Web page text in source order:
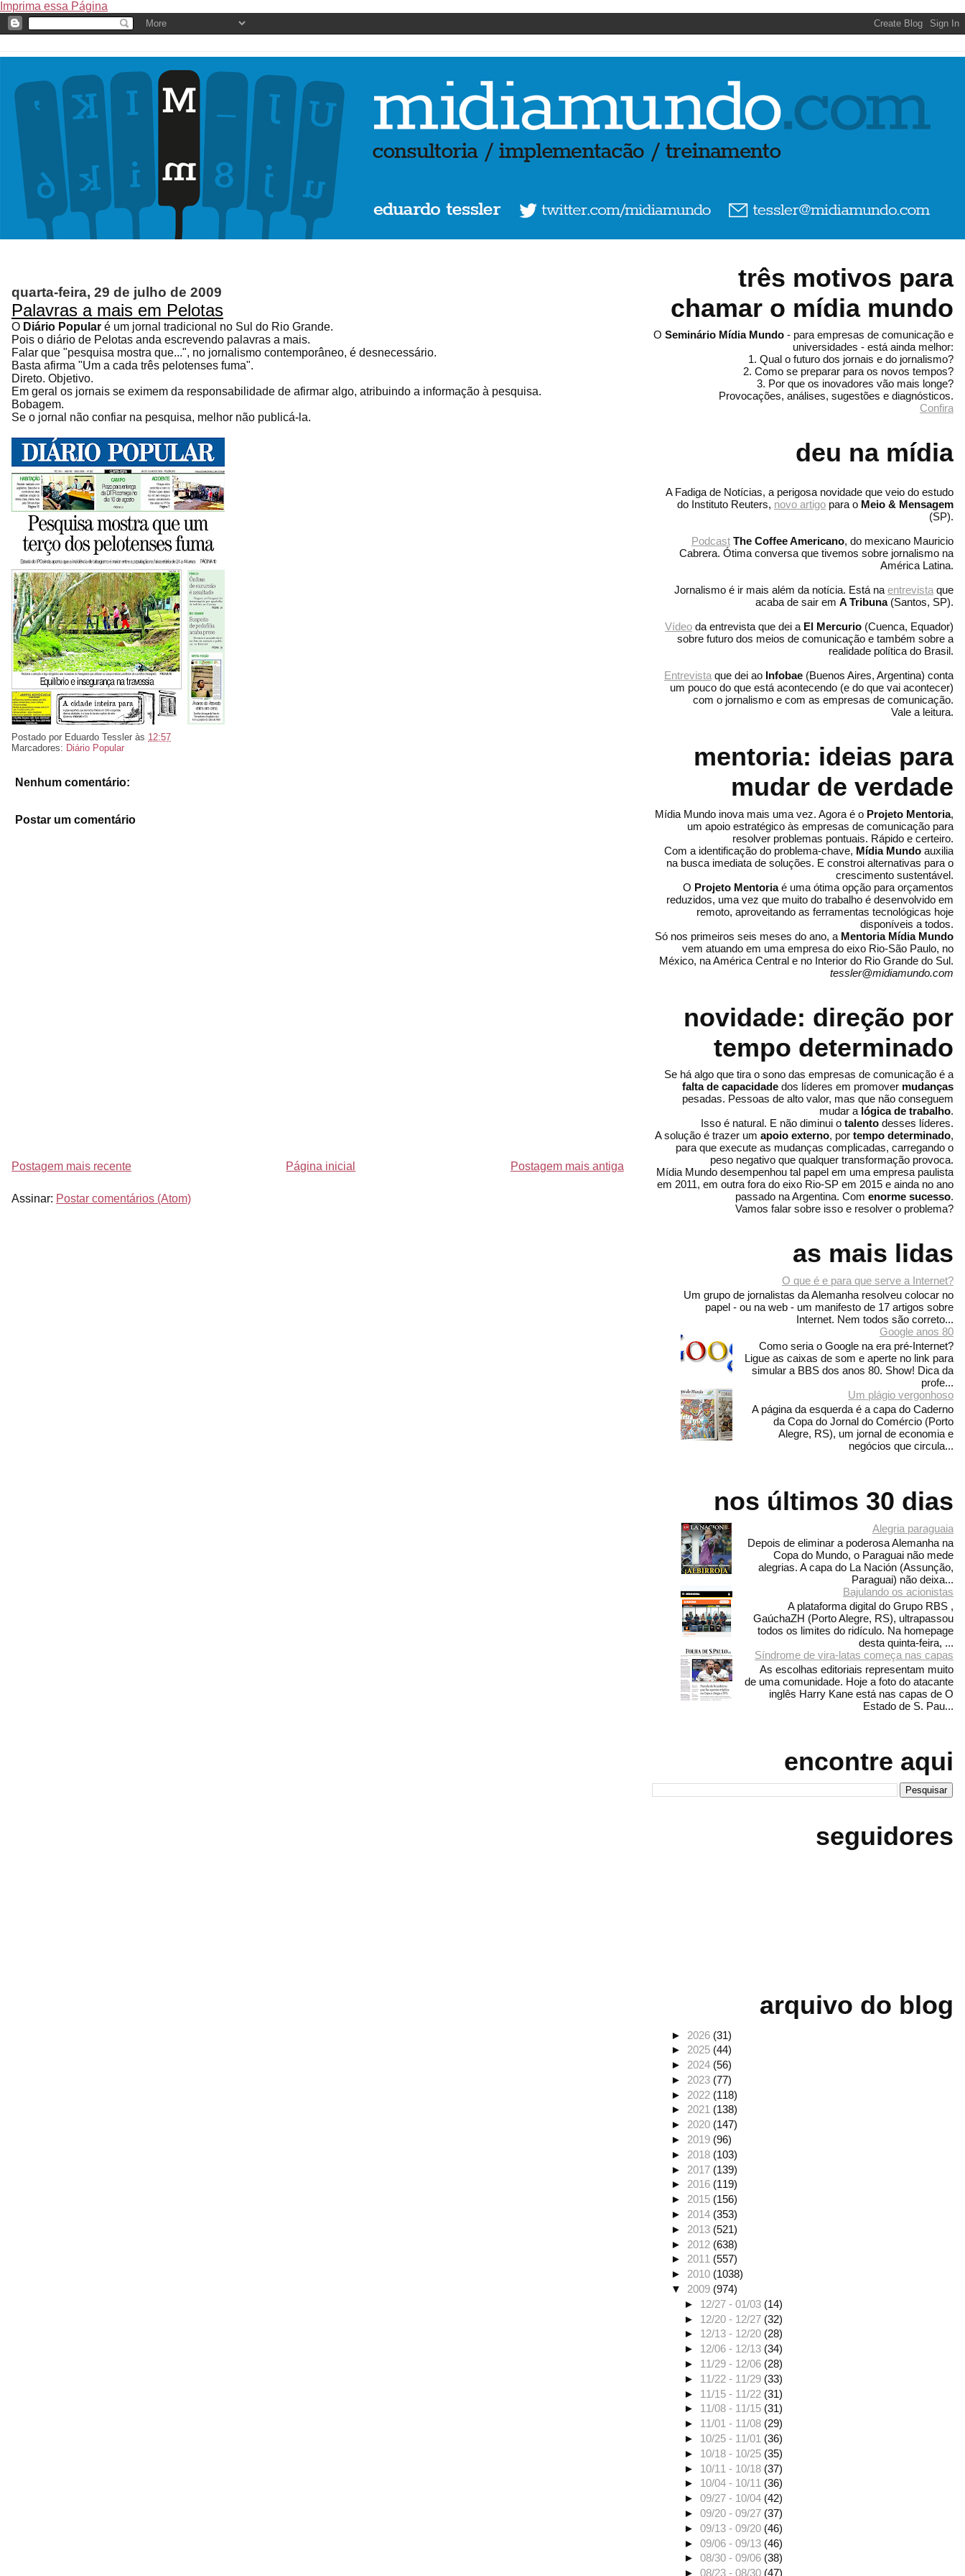
Imprima essa Página
quarta-feira, 29 de julho de 2009
Palavras a mais em Pelotas
O Diário Popular é um jornal tradicional no Sul do Rio Grande.
Pois o diário de Pelotas anda escrevendo palavras a mais.
Falar que "pesquisa mostra que...", no jornalismo contemporâneo, é desnecessário.
Basta afirma "Um a cada três pelotenses fuma".
Direto. Objetivo.
Em geral os jornais se eximem da responsabilidade de afirmar algo, atribuindo a informação à pesquisa.
Bobagem.
Se o jornal não confiar na pesquisa, melhor não publicá-la.
Postado por Eduardo Tessler às 12:57
Marcadores: Diário Popular
Nenhum comentário:
Postar um comentário
Postagem mais recente Postagem mais antiga
Página inicial
Assinar: Postar comentários (Atom)
três motivos para
chamar o mídia mundo
O Seminário Mídia Mundo - para empresas de comunicação e
universidades - está ainda melhor:
1. Qual o futuro dos jornais e do jornalismo?
2. Como se preparar para os novos tempos?
3. Por que os inovadores vão mais longe?
Provocações, análises, sugestões e diagnósticos.
Confira
deu na mídia
A Fadiga de Notícias, a perigosa novidade que veio do estudo
do Instituto Reuters, novo artigo para o Meio & Mensagem
(SP).
Podcast The Coffee Americano, do mexicano Mauricio
Cabrera. Ótima conversa que tivemos sobre jornalismo na
América Latina.
Jornalismo é ir mais além da notícia. Está na entrevista que
acaba de sair em A Tribuna(Santos, SP).
Vídeo da entrevista que dei a El Mercurio (Cuenca, Equador)
sobre futuro dos meios de comunicação e também sobre a
realidade política do Brasil.
Entrevista que dei ao Infobae (Buenos Aires, Argentina) conta
um pouco do que está acontecendo (e do que vai acontecer)
com o jornalismo e com as empresas de comunicação.
Vale a leitura.
mentoria: ideias para
mudar de verdade
Mídia Mundo inova mais uma vez. Agora é o Projeto Mentoria,
um apoio estratégico às empresas de comunicação para
resolver problemas pontuais. Rápido e certeiro.
Com a identificação do problema-chave, Mídia Mundo auxilia
na busca imediata de soluções. E constroi alternativas para o
crescimento sustentável.
O Projeto Mentoriaé uma ótima opção para orçamentos
reduzidos, uma vez que muito do trabalho é desenvolvido em
remoto, aproveitando as ferramentas tecnológicas hoje
disponíveis a todos.
Só nos primeiros seis meses do ano, a Mentoria Mídia Mundo
vem atuando em uma empresa do eixo Rio-São Paulo, no
México, na América Central e no Interior do Rio Grande do Sul.
tessler@midiamundo.com
novidade: direção por
tempo determinado
Se há algo que tira o sono das empresas de comunicação é a
falta de capacidade dos líderes em promover mudanças
pesadas. Pessoas de alto valor, mas que não conseguem
mudar a lógica de trabalho.
Isso é natural. E não diminui o talento desses líderes.
A solução é trazer um apoio externo, por tempo determinado,
para que execute as mudanças complicadas, carregando o
peso negativo que qualquer transformação provoca.
Mídia Mundo desempenhou tal papel em uma empresa paulista
em 2011, em outra fora do eixo Rio-SP em 2015 e ainda no ano
passado na Argentina. Com enorme sucesso.
Vamos falar sobre isso e resolver o problema?
as mais lidas
O que é e para que serve a Internet?
Um grupo de jornalistas da Alemanha resolveu colocar no
papel - ou na web - um manifesto de 17 artigos sobre
Internet. Nem todos são correto...
Google anos 80
Como seria o Google na era pré-Internet?
Ligue as caixas de som e aperte no link para
simular a BBS dos anos 80. Show! Dica da
profe...
Um plágio vergonhoso
A página da esquerda é a capa do Caderno
da Copa do Jornal do Comércio (Porto
Alegre, RS), um jornal de economia e
negócios que circula...
nos últimos 30 dias
Alegria paraguaia
Depois de eliminar a poderosa Alemanha na
Copa do Mundo, o Paraguai não mede
alegrias. A capa do La Nación (Assunção,
Paraguai) não deixa...
Bajulando os acionistas
A plataforma digital do Grupo RBS ,
GaúchaZH (Porto Alegre, RS), ultrapassou
todos os limites do ridículo. Na homepage
desta quinta-feira, ...
Síndrome de vira-latas começa nas capas
As escolhas editoriais representam muito
de uma comunidade. Hoje a foto do atacante
inglês Harry Kane está nas capas de O
Estado de S. Pau...
encontre aqui
seguidores
arquivo do blog
► 2026 (31)
► 2025 (44)
► 2024 (56)
► 2023 (77)
► 2022 (118)
►2021 (138)
► 2020 (147)
► 2019 (96)
► 2018 (103)
► 2017 (139)
►2016 (119)
► 2015 (156)
► 2014 (353)
► 2013 (521)
► 2012 (638)
►2011 (557)
► 2010 (1038)
▼ 2009 (974)
► 12/27 - 01/03 (14)
► 12/20 - 12/27 (32)
► 12/13 - 12/20 (28)
► 12/06 - 12/13 (34)
► 11/29 - 12/06 (28)
► 11/22 - 11/29 (33)
► 11/15 - 11/22 (31)
► 11/08 - 11/15 (31)
► 11/01 - 11/08 (29)
► 10/25 - 11/01 (36)
► 10/18 - 10/25 (35)
► 10/11 - 10/18 (37)
► 10/04 - 10/11 (36)
►09/27 - 10/04 (42)
►09/20 - 09/27 (37)
►09/13 - 09/20 (46)
►09/06 - 09/13 (46)
►08/30 - 09/06 (38)
►08/23 - 08/30 (47)